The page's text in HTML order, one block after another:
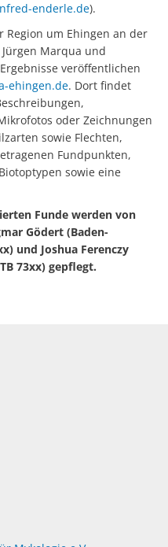
enderle.de).
Region um Ehingen an der
Marqua und
veröffentlichen
ehingen.de. Dort findet
oder Zeichnungen
sowie Flechten,
Fundpunkten,
sowie eine
Funde werden von
Gödert (Baden-
und Joshua Ferenczy
73xx) gepflegt.